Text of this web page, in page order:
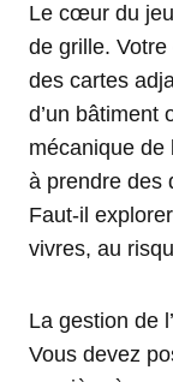
Le cœur du
de grille.
des cartes
d’un bâtiment
mécanique de
à prendre des
Faut-il
vivres, au
La gestion de
Vous devez